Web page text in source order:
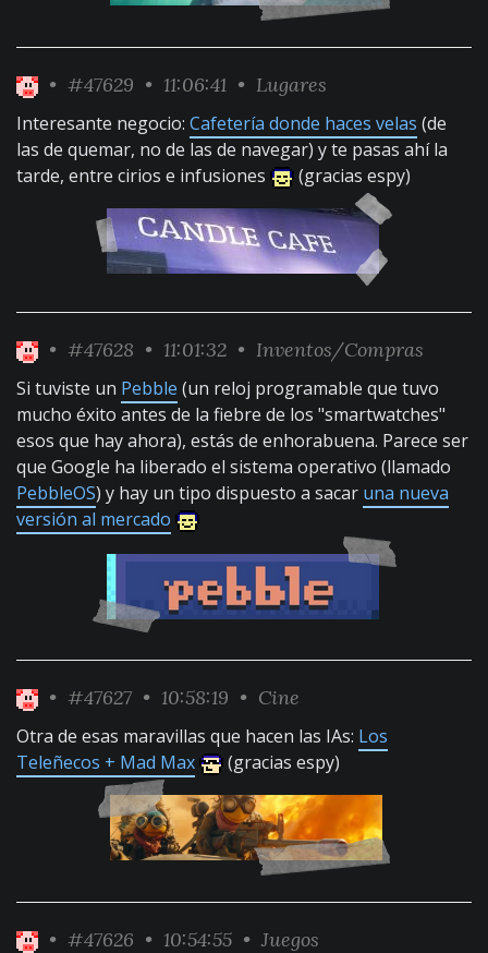
• #47629 • 11:06:41 • Lugares
Interesante negocio: Cafetería donde haces velas (de
las de quemar, no de las de navegar) y te pasas ahí la
tarde, entre cirios e infusiones
(gracias espy)
• #47628 • 11:01:32 • Inventos/Compras
Si tuviste un Pebble (un reloj programable que tuvo
mucho éxito antes de la fiebre de los "smartwatches"
esos que hay ahora), estás de enhorabuena. Parece ser
que Google ha liberado el sistema operativo (llamado
PebbleOS) y hay un tipo dispuesto a sacar una nueva
versión al mercado
• #47627 • 10:58:19 • Cine
Otra de esas maravillas que hacen las IAs: Los
Teleñecos + Mad Max
(gracias espy)
• #47626 • 10:54:55 • Juegos